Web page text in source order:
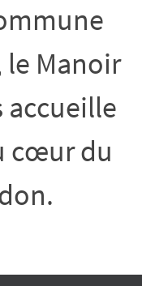
le Manoir
accueille
cœur du